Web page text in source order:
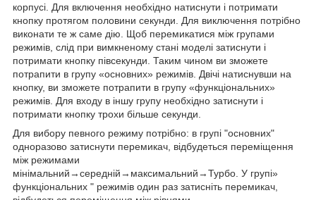
корпусі. Для включення необхідно натиснути і потримати
кнопку протягом половини секунди. Для виключення потрібно
виконати те ж саме дію. Щоб перемикатися між групами
режимів, слід при вимкненому стані моделі затиснути і
потримати кнопку півсекунди. Таким чином ви зможете
потрапити в групу «основних» режимів. Двічі натиснувши на
кнопку, ви зможете потрапити в групу «функціональних»
режимів. Для входу в іншу групу необхідно затиснути і
потримати кнопку трохи більше секунди.
Для вибору певного режиму потрібно: в групі "основних"
одноразово затиснути перемикач, відбудеться переміщення
між режимами
мінімальний→середній→максимальний→Турбо. У групі»
функціональних " режимів один раз затисніть перемикач,